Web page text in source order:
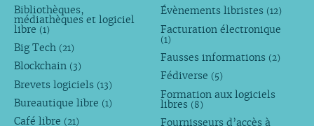
Bibliothèques,
médiathèques et logiciel
libre (1)
Big Tech (21)
Blockchain (3)
Brevets logiciels (13)
Bureautique libre (1)
Café libre (21)
Évènements libristes (12)
Facturation électronique
(1)
Fausses informations (2)
Fédiverse (5)
Formation aux logiciels
libres (8)
Fournisseurs d’accès à